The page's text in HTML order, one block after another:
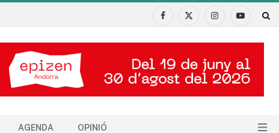
Facebook
X
InstagramYouTube
AGENDA OPINIÓ